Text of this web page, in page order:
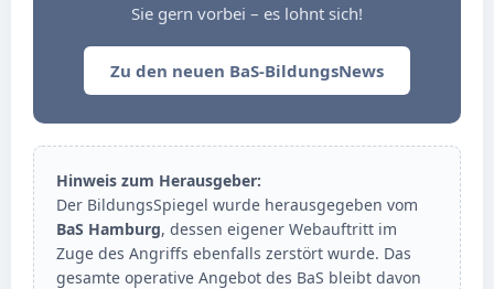
Sie gern vorbei – es lohnt sich!
Zu den neuen BaS-BildungsNews
Hinweis zum Herausgeber:
Der BildungsSpiegel wurde herausgegeben vom
BaS Hamburg, dessen eigener Webauftritt im
Zuge des Angriffs ebenfalls zerstört wurde. Das
gesamte operative Angebot des BaS bleibt davon